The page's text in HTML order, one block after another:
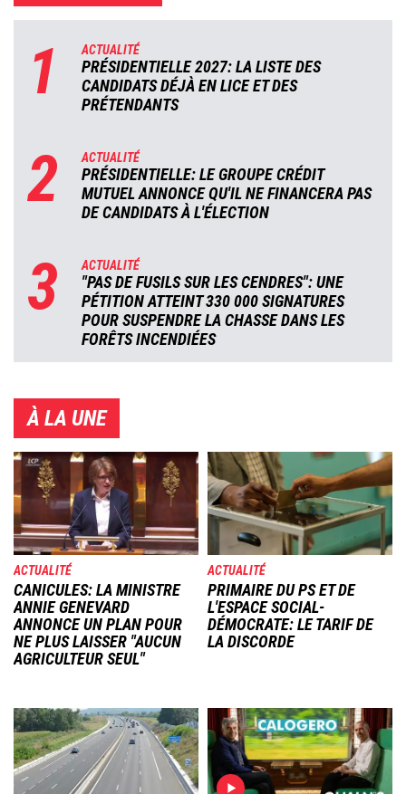
1 ACTUALITÉ
PRÉSIDENTIELLE 2027: LA LISTE DES
CANDIDATS DÉJÀ EN LICE ET DES
PRÉTENDANTS
2 ACTUALITÉ
PRÉSIDENTIELLE: LE GROUPE CRÉDIT
MUTUEL ANNONCE QU'IL NE FINANCERA PAS
DE CANDIDATS À L'ÉLECTION
3 ACTUALITÉ
"PAS DE FUSILS SUR LES CENDRES": UNE
PÉTITION ATTEINT 330 000 SIGNATURES
POUR SUSPENDRE LA CHASSE DANS LES
FORÊTS INCENDIÉES
À LA UNE
Image
ACTUALITÉ
CANICULES: LA MINISTRE
ANNIE GENEVARD
ANNONCE UN PLAN POUR
NE PLUS LAISSER "AUCUN
AGRICULTEUR SEUL"
Image
ACTUALITÉ
PRIMAIRE DU PS ET DE
L'ESPACE SOCIAL-
DÉMOCRATE: LE TARIF DE
LA DISCORDE
Image Image